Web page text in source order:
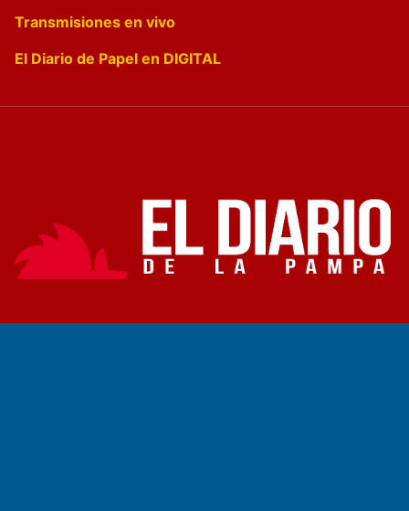
Transmisiones en vivo
El Diario de Papel en DIGITAL